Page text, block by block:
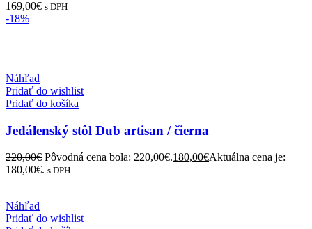
169,00€ s DPH
-18%
Náhľad
Pridať do wishlist
Pridať do košíka
Jedálenský stôl Dub artisan / čierna
220,00€ Pôvodná cena bola: 220,00€.180,00€Aktuálna cena je:
180,00€. s DPH
Náhľad
Pridať do wishlist